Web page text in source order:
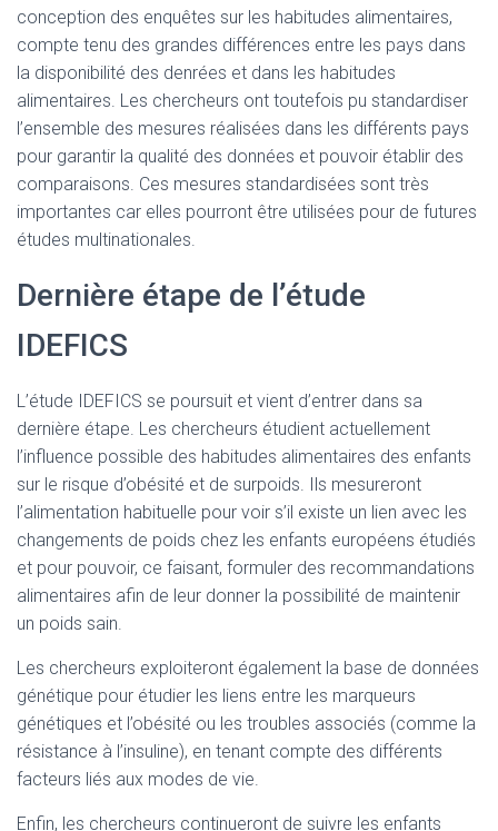
conception des enquêtes sur les habitudes alimentaires,
compte tenu des grandes différences entre les pays dans
la disponibilité des denrées et dans les habitudes
alimentaires. Les chercheurs ont toutefois pu standardiser
l’ensemble des mesures réalisées dans les différents pays
pour garantir la qualité des données et pouvoir établir des
comparaisons. Ces mesures standardisées sont très
importantes car elles pourront être utilisées pour de futures
études multinationales.
Dernière étape de l’étude
IDEFICS
L’étude IDEFICS se poursuit et vient d’entrer dans sa
dernière étape. Les chercheurs étudient actuellement
l’influence possible des habitudes alimentaires des enfants
sur le risque d’obésité et de surpoids. Ils mesureront
l’alimentation habituelle pour voir s’il existe un lien avec les
changements de poids chez les enfants européens étudiés
et pour pouvoir, ce faisant, formuler des recommandations
alimentaires afin de leur donner la possibilité de maintenir
un poids sain.
Les chercheurs exploiteront également la base de données
génétique pour étudier les liens entre les marqueurs
génétiques et l’obésité ou les troubles associés (comme la
résistance à l’insuline), en tenant compte des différents
facteurs liés aux modes de vie.
Enfin, les chercheurs continueront de suivre les enfants